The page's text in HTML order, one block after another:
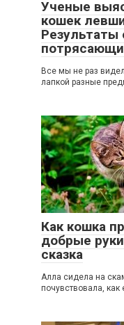
Ученые
кошек
Результаты
Все мы не раз
лапкой разные
Как кошка
добрые
сказка
Алла сидела на
почувствовала, как